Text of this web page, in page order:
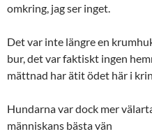
omkring, jag ser inget.
Det var inte längre en
bur, det var faktiskt ingen
mättnad har ätit ödet här i
Hundarna var dock mer
människans bästa vän